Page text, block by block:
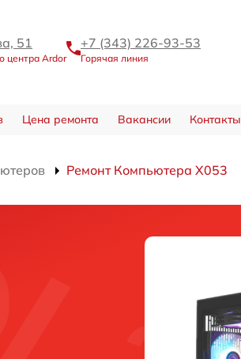
51
центра Ardor
+7 (343) 226-93-53
Горячая линия
Цена ремонта Вакансии Контакты
Ремонт Компьютера X053